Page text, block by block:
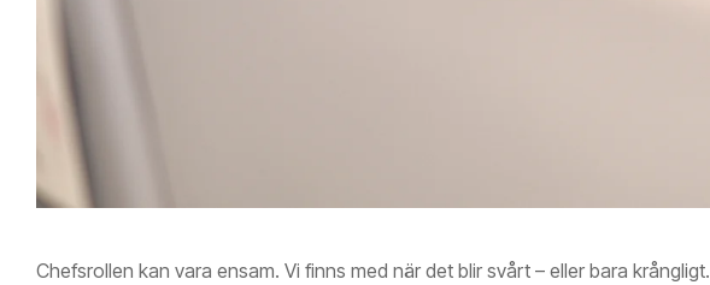
Chefsrollen kan vara ensam. Vi finns med när det blir svårt – eller bara krångligt.